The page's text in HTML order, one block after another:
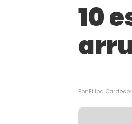
10
Por: Filipa Cardoso